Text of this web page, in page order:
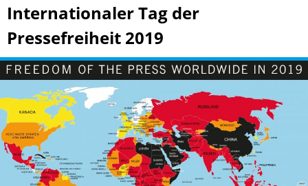
Internationaler Tag der
Pressefreiheit 2019